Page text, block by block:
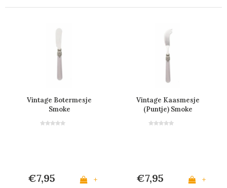
Vintage Botermesje
Smoke
€7,95 +
Vintage Kaasmesje
(Puntje) Smoke
€7,95 +